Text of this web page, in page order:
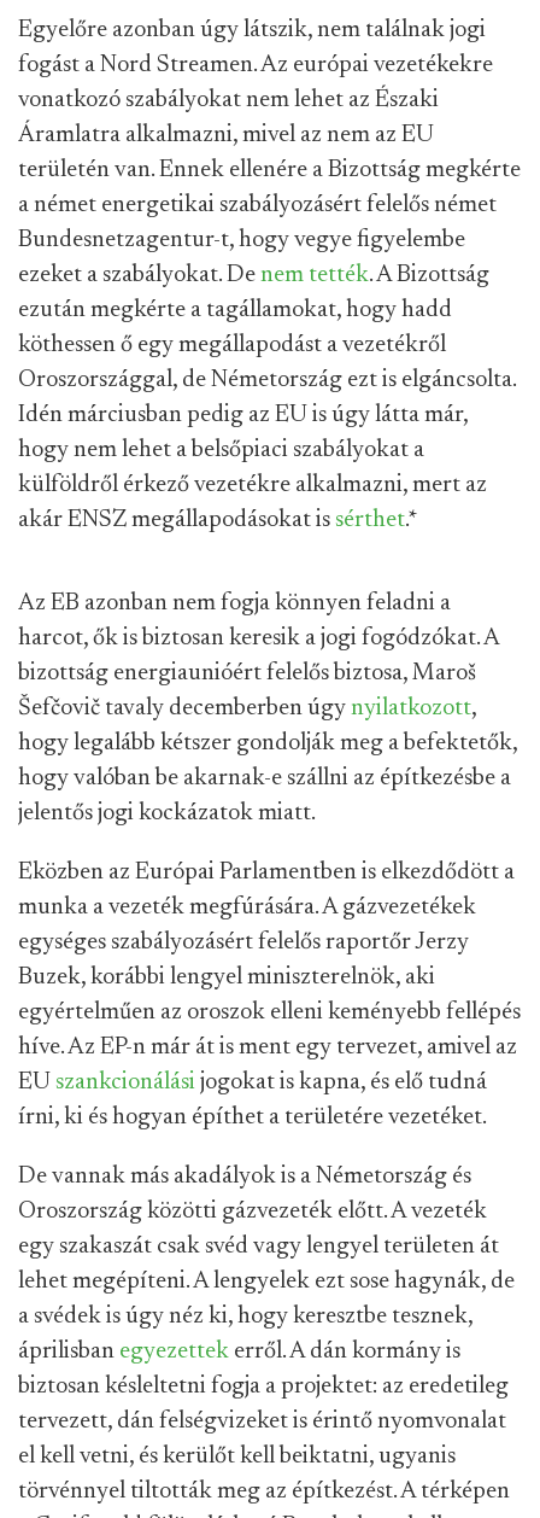
Egyelőre azonban úgy látszik, nem találnak jogi
fogást a Nord Streamen. Az európai vezetékekre
vonatkozó szabályokat nem lehet az Északi
Áramlatra alkalmazni, mivel az nem az EU
területén van. Ennek ellenére a Bizottság megkérte
a német energetikai szabályozásért felelős német
Bundesnetzagentur-t, hogy vegye figyelembe
ezeket a szabályokat. De nem tették. A Bizottság
ezután megkérte a tagállamokat, hogy hadd
köthessen ő egy megállapodást a vezetékről
Oroszországgal, de Németország ezt is elgáncsolta.
Idén márciusban pedig az EU is úgy látta már,
hogy nem lehet a belsőpiaci szabályokat a
külföldről érkező vezetékre alkalmazni, mert az
akár ENSZ megállapodásokat is sérthet.*
Az EB azonban nem fogja könnyen feladni a
harcot, ők is biztosan keresik a jogi fogódzókat. A
bizottság energiaunióért felelős biztosa, Maroš
Šefčovič tavaly decemberben úgy nyilatkozott,
hogy legalább kétszer gondolják meg a befektetők,
hogy valóban be akarnak-e szállni az építkezésbe a
jelentős jogi kockázatok miatt.
Eközben az Európai Parlamentben is elkezdődött a
munka a vezeték megfúrására. A gázvezetékek
egységes szabályozásért felelős raportőr Jerzy
Buzek, korábbi lengyel miniszterelnök, aki
egyértelműen az oroszok elleni keményebb fellépés
híve. Az EP-n már át is ment egy tervezet, amivel az
EU szankcionálási jogokat is kapna, és elő tudná
írni, ki és hogyan építhet a területére vezetéket.
De vannak más akadályok is a Németország és
Oroszország közötti gázvezeték előtt. A vezeték
egy szakaszát csak svéd vagy lengyel területen át
lehet megépíteni. A lengyelek ezt sose hagynák, de
a svédek is úgy néz ki, hogy keresztbe tesznek,
áprilisban egyezettek erről. A dán kormány is
biztosan késleltetni fogja a projektet: az eredetileg
tervezett, dán felségvizeket is érintő nyomvonalat
el kell vetni, és kerülőt kell beiktatni, ugyanis
törvénnyel tiltották meg az építkezést. A térképen